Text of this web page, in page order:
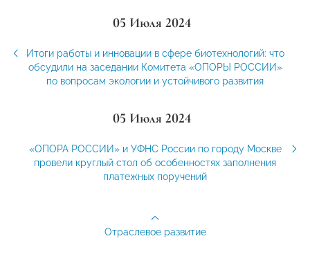
05 Июля 2024
Итоги работы и инновации в сфере биотехнологий: что
обсудили на заседании Комитета «ОПОРЫ РОССИИ»
по вопросам экологии и устойчивого развития
05 Июля 2024
«ОПОРА РОССИИ» и УФНС России по городу Москве
провели круглый стол об особенностях заполнения
платежных поручений
Отраслевое развитие